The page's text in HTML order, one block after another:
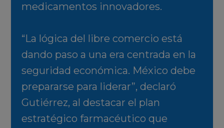
medicamentos innovadores.
“La lógica del libre comercio está
dando paso a una era centrada en la
seguridad económica. México debe
prepararse para liderar”, declaró
Gutiérrez, al destacar el plan
estratégico farmacéutico que